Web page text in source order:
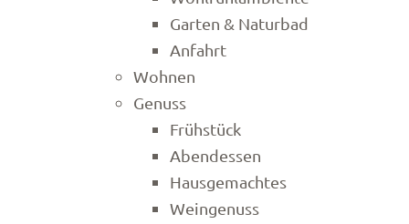
Garten & Naturbad
Anfahrt
Wohnen
Genuss
Frühstück
Abendessen
Hausgemachtes
Weingenuss